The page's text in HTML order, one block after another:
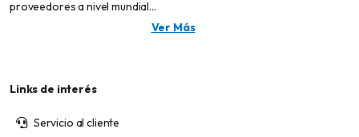
proveedores a nivel mundial...
Ver Más
Links de interés
Servicio al cliente